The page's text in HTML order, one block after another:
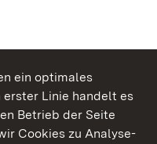
ein optimales
erster Linie handelt es
Betrieb der Seite
Cookies zu Analyse-